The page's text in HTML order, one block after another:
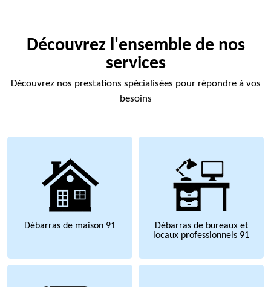
Découvrez l'ensemble de nos
services
Découvrez nos prestations spécialisées pour répondre à vos
besoins
Débarras de maison 91
Débarras de bureaux et
locaux professionnels 91